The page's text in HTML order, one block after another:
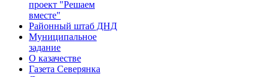
проект "Решаем
вместе"
Районный штаб ДНД
Муниципальное
задание
О казачестве
Газета Северянка